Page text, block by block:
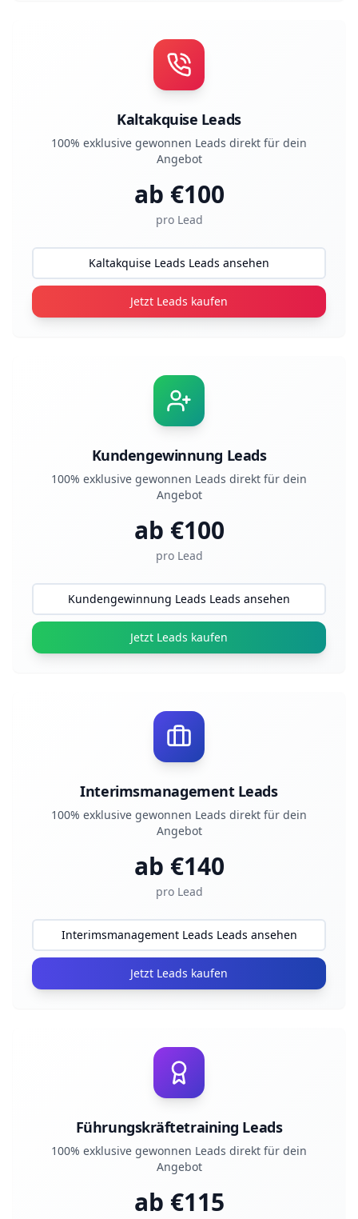
Kaltakquise Leads
100% exklusive gewonnen Leads direkt für dein
Angebot
ab €100
pro Lead
Kaltakquise Leads Leads ansehen
Jetzt Leads kaufen
Kundengewinnung Leads
100% exklusive gewonnen Leads direkt für dein
Angebot
ab €100
pro Lead
Kundengewinnung Leads Leads ansehen
Jetzt Leads kaufen
Interimsmanagement Leads
100% exklusive gewonnen Leads direkt für dein
Angebot
ab €140
pro Lead
Interimsmanagement Leads Leads ansehen
Jetzt Leads kaufen
Führungskräftetraining Leads
100% exklusive gewonnen Leads direkt für dein
Angebot
ab €115